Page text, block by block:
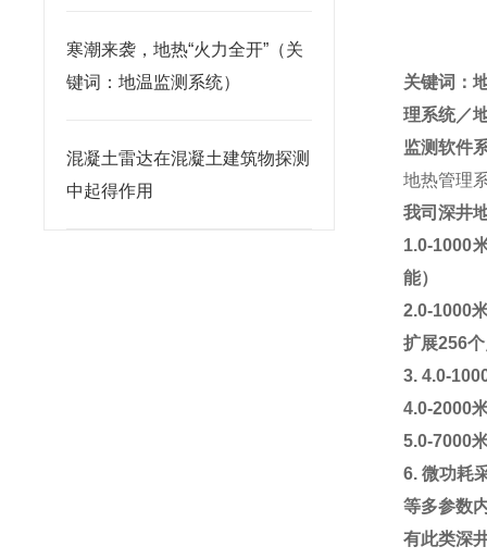
寒潮来袭，地热“火力全开”（关
键词：地温监测系统）
混凝土雷达在混凝土建筑物探测
中起得作用
关键词：
理系统／
监测软件
地热管理
我司深井
1.0-1000
能）
2.0-1000
扩展256
3. 4.0-
4.0-2000
5.0-7000
6.微功耗
等多参数
有此类深